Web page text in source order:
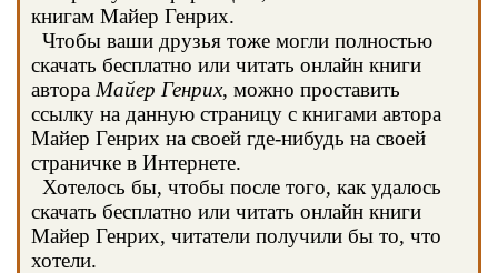
книгам Майер Генрих.
Чтобы ваши друзья тоже могли полностью
скачать бесплатно или читать онлайн книги
автора Майер Генрих, можно проставить
ссылку на данную страницу с книгами автора
Майер Генрих на своей где-нибудь на своей
страничке в Интернете.
Хотелось бы, чтобы после того, как удалось
скачать бесплатно или читать онлайн книги
Майер Генрих, читатели получили бы то, что
хотели.